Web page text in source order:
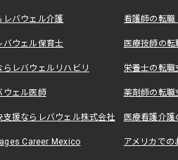
レバウェル介護 看護師の転
ウェル保育士 医療技師の
レバウェルリハビリ 栄養士の転
ウェル医師 薬剤師の転
援ならレバウェル株式会社 医療看護介
Career Mexico アメリカで